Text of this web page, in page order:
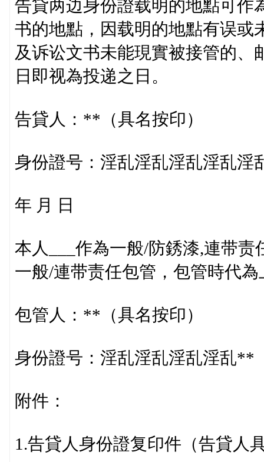
告貸两边身份證载明的地點可作
书的地點，因载明的地點有误或
及诉讼文书未能現實被接管的、
日即视為投递之日。
告貸人：**（具名按印）
身份證号：淫乱淫乱淫乱淫乱淫
年 月 日
本人___作為一般/防銹漆,連带
一般/連带责任包管，包管時代
包管人：**（具名按印）
身份證号：淫乱淫乱淫乱淫乱**
附件：
1.告貸人身份證复印件（告貸人